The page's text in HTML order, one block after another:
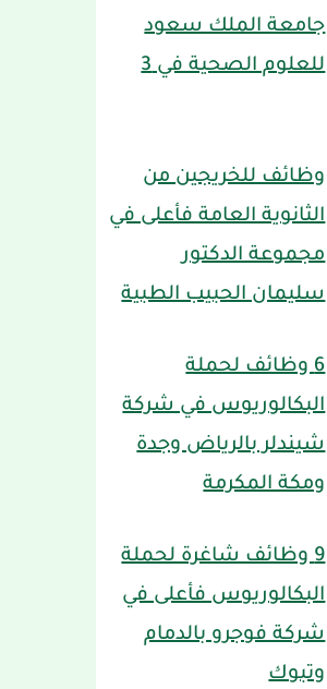
جامعة الملك سعود
للعلوم الصحية في 3
وظائف للخريجين من
الثانوية العامة فأعلى في
مجموعة الدكتور
سليمان الحبيب الطبية
6 وظائف لحملة
البكالوريوس في شركة
شيندلر بالرياض وجدة
ومكة المكرمة
9 وظائف شاغرة لحملة
البكالوريوس فأعلى في
شركة فوجرو بالدمام
وتبوك